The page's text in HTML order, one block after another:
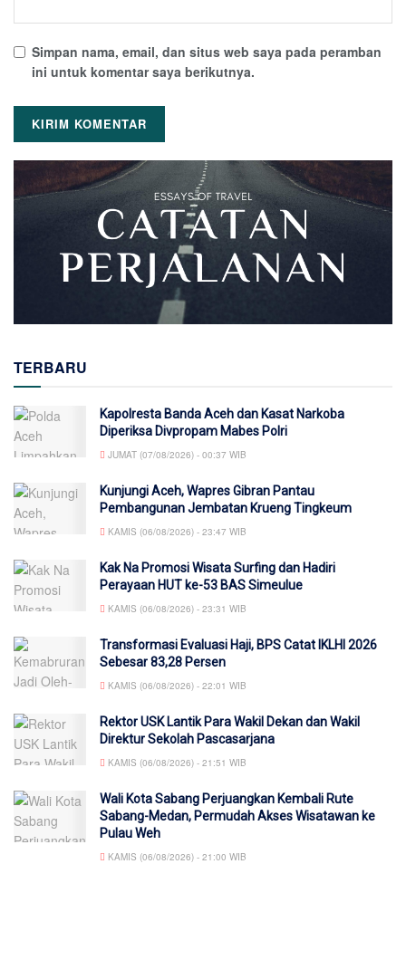
Simpan nama, email, dan situs web saya pada peramban
ini untuk komentar saya berikutnya.
TERBARU
Kapolresta Banda Aceh dan Kasat Narkoba
Diperiksa Divpropam Mabes Polri
JUMAT (07/08/2026) - 00:37 WIB
Kunjungi Aceh, Wapres Gibran Pantau
Pembangunan Jembatan Krueng Tingkeum
KAMIS (06/08/2026) - 23:47 WIB
Kak Na Promosi Wisata Surfing dan Hadiri
Perayaan HUT ke-53 BAS Simeulue
KAMIS (06/08/2026) - 23:31 WIB
Transformasi Evaluasi Haji, BPS Catat IKLHI 2026
Sebesar 83,28 Persen
KAMIS (06/08/2026) - 22:01 WIB
Rektor USK Lantik Para Wakil Dekan dan Wakil
Direktur Sekolah Pascasarjana
KAMIS (06/08/2026) - 21:51 WIB
Wali Kota Sabang Perjuangkan Kembali Rute
Sabang-Medan, Permudah Akses Wisatawan ke
Pulau Weh
KAMIS (06/08/2026) - 21:00 WIB